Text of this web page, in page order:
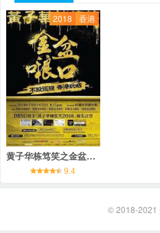
2018 香港
黄子华栋笃笑之金盆啷口
9.4
© 2018-2021